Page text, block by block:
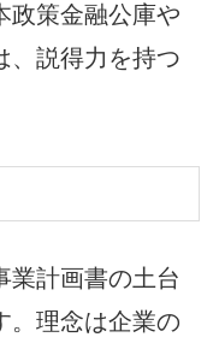
政策金融公庫や
、説得力を持つ
計画書の土台
。理念は企業の